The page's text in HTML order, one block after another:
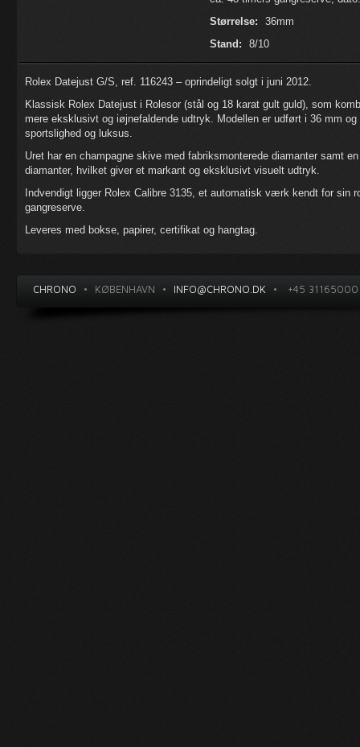
Størrelse:
36mm
Stand:
8/10
Rolex Datejust G/S, ref. 116243 – oprindeligt solgt i juni 2012.
Klassisk Rolex Datejust i Rolesor (stål og 18 karat gult guld), som
mere eksklusivt og iøjnefaldende udtryk. Modellen er udført i 36 mm
sportslighed og luksus.
Uret har en champagne skive med fabriksmonterede diamanter samt
diamanter, hvilket giver et markant og eksklusivt visuelt udtryk.
Indvendigt ligger Rolex Calibre 3135, et automatisk værk kendt for sin
gangreserve.
Leveres med bokse, papirer, certifikat og hangtag.
CHRONO • KØBENHAVN • INFO@CHRONO.DK • +45 31165000